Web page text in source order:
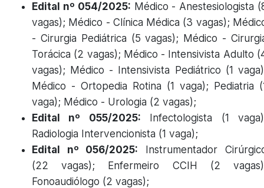
Edital nº 054/2025: Médico - Anestesiologista
vagas); Médico - Clínica Médica (3 vagas);
- Cirurgia Pediátrica (5 vagas); Médico -
Torácica (2 vagas); Médico - Intensivista Adulto
vagas); Médico - Intensivista Pediátrico (1
Médico - Ortopedia Rotina (1 vaga); Pediatria
vaga); Médico - Urologia (2 vagas);
Edital nº 055/2025: Infectologista (1
Radiologia Intervencionista (1 vaga);
Edital nº 056/2025: Instrumentador
(22 vagas); Enfermeiro CCIH (2
Fonoaudiólogo (2 vagas);